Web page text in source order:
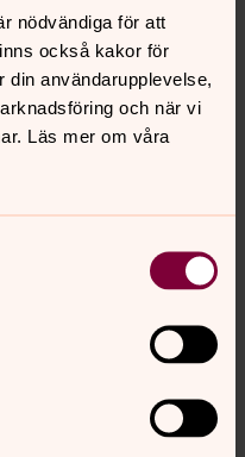
nödvändiga för att
också kakor för
användarupplevelse,
och när vi
Läs mer om våra
Bibelsällskapet